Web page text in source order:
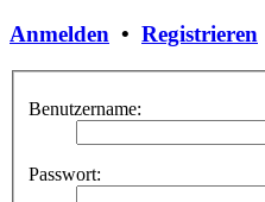
Anmelden • Registrieren
Benutzername:
Passwort: